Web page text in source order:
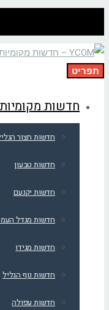
תפריט
חדשות מקומיות
חדשות חצור
חדשות טבעון
חדשות יקנעם
חדשות מגדל
חדשות מגידו
חדשות נוף הגליל
חדשות עפולה